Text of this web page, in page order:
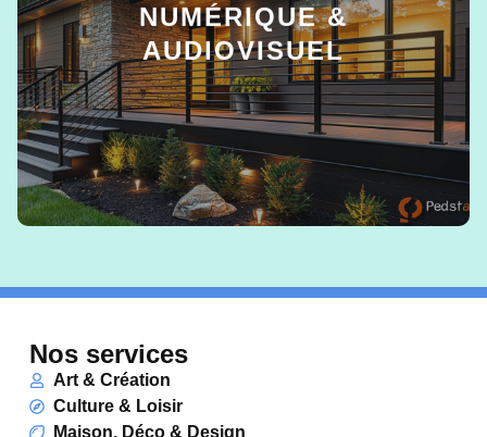
NUMÉRIQUE &
AUDIOVISUEL
EN SAVOIR +
Nos services
Art & Création
Culture & Loisir
Maison, Déco & Design